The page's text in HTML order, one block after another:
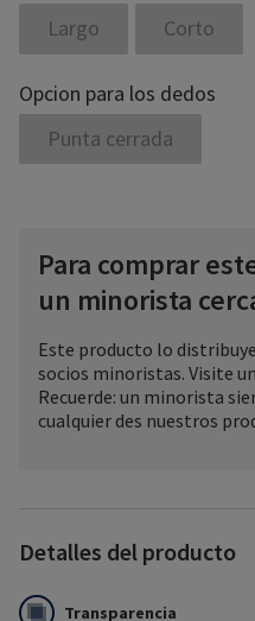
Largo
Corto
Opcion para los dedos
Punta cerrada
Para comprar
un minorista
Este producto lo
socios minoristas. Visite
Recuerde: un minorista
cualquier des nuestros
Detalles del producto
Transparencia